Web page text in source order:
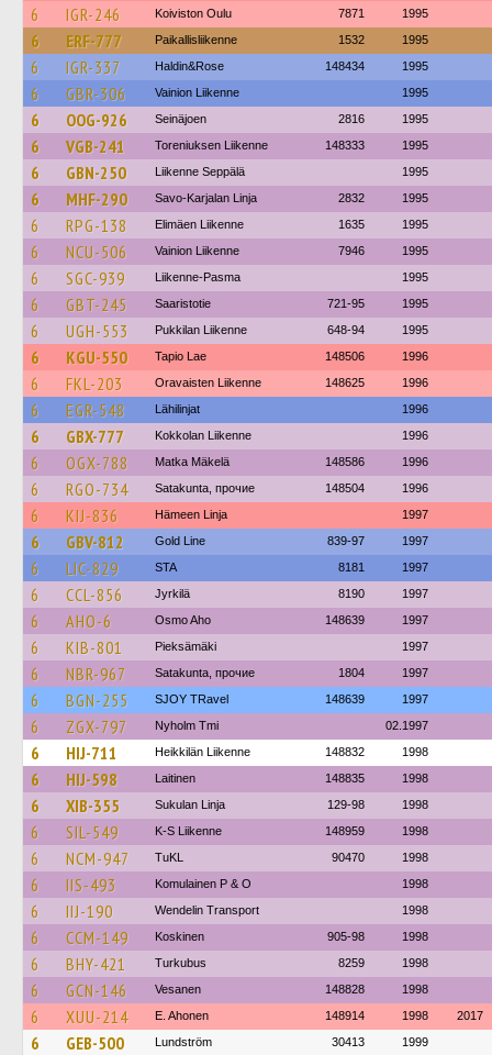
6 IGR-246 Koiviston Oulu 7871 1995
6 ERF-777 Paikallisliikenne 1532 1995
6 IGR-337 Haldin&Rose 148434 1995
6 GBR-306 Vainion Liikenne 1995
6 OOG-926 Seinäjoen 2816 1995
6 VGB-241 Toreniuksen Liikenne 148333 1995
6 GBN-250 Liikenne Seppälä 1995
6 MHF-290 Savo-Karjalan Linja 2832 1995
6 RPG-138 Elimäen Liikenne 1635 1995
6 NCU-506 Vainion Liikenne 7946 1995
6 SGC-939 Liikenne-Pasma 1995
6 GBT-245 Saaristotie 721-95 1995
6 UGH-553 Pukkilan Liikenne 648-94 1995
6 KGU-550 Tapio Lae 148506 1996
6 FKL-203 Oravaisten Liikenne 148625 1996
6 EGR-548 Lähilinjat 1996
6 GBX-777 Kokkolan Liikenne 1996
6 OGX-788 Matka Mäkelä 148586 1996
6 RGO-734 Satakunta, прочие 148504 1996
6 KIJ-836 Hämeen Linja 1997
6 GBV-812 Gold Line 839-97 1997
6 LIC-829 STA 8181 1997
6 CCL-856 Jyrkilä 8190 1997
6 AHO-6 Osmo Aho 148639 1997
6 KIB-801 Pieksämäki 1997
6 NBR-967 Satakunta, прочие 1804 1997
6 BGN-255 SJOY TRavel 148639 1997
6 ZGX-797 Nyholm Tmi 02.1997
6 HIJ-711 Heikkilän Liikenne 148832 1998
6 HIJ-598 Laitinen 148835 1998
6 XIB-355 Sukulan Linja 129-98 1998
6 SIL-549 K-S Liikenne 148959 1998
6 NCM-947 TuKL 90470 1998
6 IIS-493 Komulainen P & O 1998
6 IIJ-190 Wendelin Transport 1998
6 CCM-149 Koskinen 905-98 1998
6 BHY-421 Turkubus 8259 1998
6 GCN-146 Vesanen 148828 1998
6 XUU-214 E. Ahonen 148914 1998 2017
6 GEB-500 Lundström 30413 1999